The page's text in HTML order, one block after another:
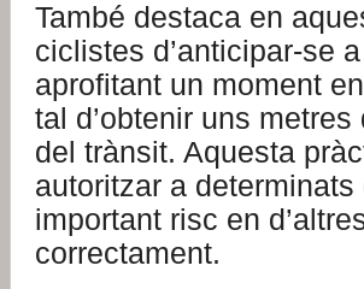
També destaca en
ciclistes d’anticipar-se
aprofitant un moment
tal d’obtenir uns
del trànsit. Aquesta
autoritzar a
important risc en
correctament.